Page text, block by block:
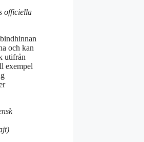
officiella
och kan
utifrån
exempel